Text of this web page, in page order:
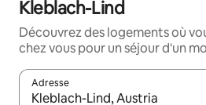
Kleblach-Lind
Découvrez des logements où
chez vous pour un séjour d'un
Adresse
Lorsque les résultats s'affichent,